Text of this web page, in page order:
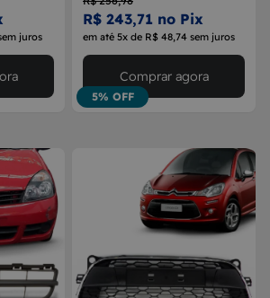
juros
R$ 243,71 no Pix
em até 5x de R$ 48,74 sem juros
5% OFF
Comprar agora